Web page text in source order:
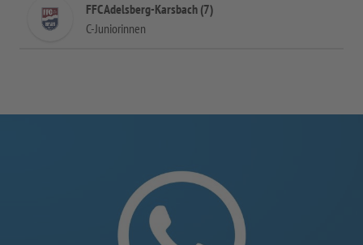
FFC Adelsberg-Karsbach (7)
C-Juniorinnen